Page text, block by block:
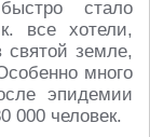
стало
все хотели,
святой земле,
много
эпидемии
000 человек.